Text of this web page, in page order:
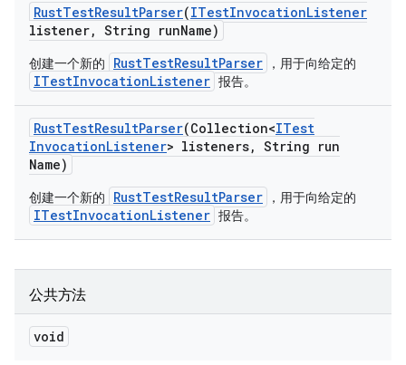
RustTestResultParser(ITestInvocationListener
listener, String runName)
创建一个新的 RustTestResultParser ，用于向给定的
ITestInvocationListener 报告。
RustTestResultParser(Collection<ITest
InvocationListener> listeners, String run
Name)
创建一个新的 RustTestResultParser ，用于向给定的
ITestInvocationListener 报告。
公共方法
void